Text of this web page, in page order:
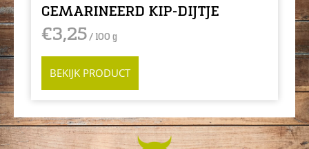
GEMARINEERD KIP-DIJTJE
€3,25/ 100 g
BEKIJK PRODUCT